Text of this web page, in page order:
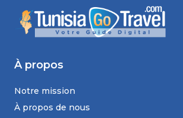
À propos
Notre mission
À propos de nous